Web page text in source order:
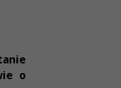
o